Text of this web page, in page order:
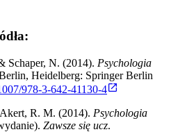
Schaper, N. (2014). Psychologia
Heidelberg: Springer Berlin
978-3-642-41130-4
R. M. (2014). Psychologia
Zawsze się ucz.